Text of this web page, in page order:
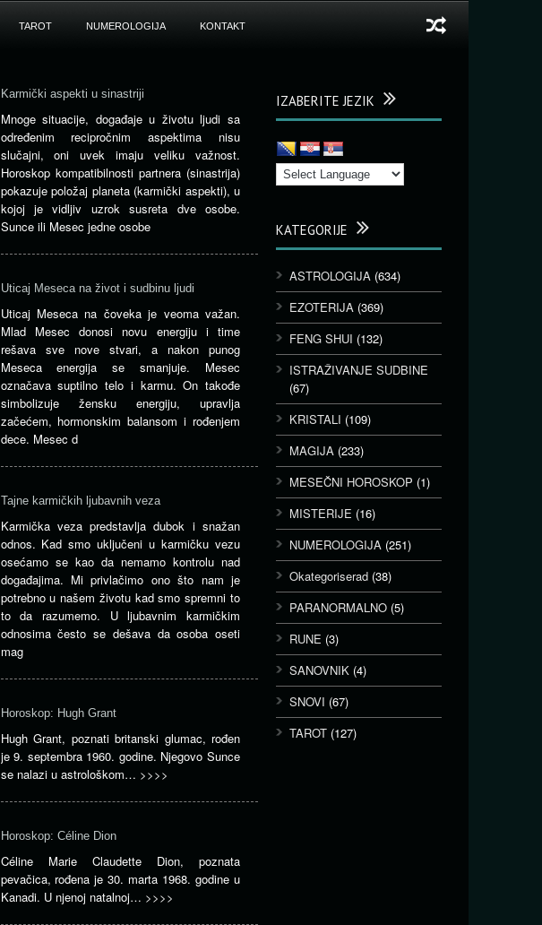
TAROT NUMEROLOGIJA KONTAKT
Karmički aspekti u sinastriji
Mnoge situacije, događaje u životu ljudi sa
određenim recipročnim aspektima nisu
slučajni, oni uvek imaju veliku važnost.
Horoskop kompatibilnosti partnera (sinastrija)
pokazuje položaj planeta (karmički aspekti), u
kojoj je vidljiv uzrok susreta dve osobe.
Sunce ili Mesec jedne osobe
Uticaj Meseca na život i sudbinu ljudi
Uticaj Meseca na čoveka je veoma važan.
Mlad Mesec donosi novu energiju i time
rešava sve nove stvari, a nakon punog
Meseca energija se smanjuje. Mesec
označava suptilno telo i karmu. On takođe
simbolizuje žensku energiju, upravlja
začećem, hormonskim balansom i rođenjem
dece. Mesec d
Tajne karmičkih ljubavnih veza
Karmička veza predstavlja dubok i snažan
odnos. Kad smo uključeni u karmičku vezu
osećamo se kao da nemamo kontrolu nad
događajima. Mi privlačimo ono što nam je
potrebno u našem životu kad smo spremni to
to da razumemo. U ljubavnim karmičkim
odnosima često se dešava da osoba oseti
mag
Horoskop: Hugh Grant
Hugh Grant, poznati britanski glumac, rođen
je 9. septembra 1960. godine. Njegovo Sunce
se nalazi u astrološkom… >>>>
Horoskop: Céline Dion
Céline Marie Claudette Dion, poznata
pevačica, rođena je 30. marta 1968. godine u
Kanadi. U njenoj natalnoj… >>>>
IZABERITE JEZIK
KATEGORIJE
ASTROLOGIJA (634)
EZOTERIJA (369)
FENG SHUI (132)
ISTRAŽIVANJE SUDBINE
(67)
KRISTALI (109)
MAGIJA (233)
MESEČNI HOROSKOP (1)
MISTERIJE (16)
NUMEROLOGIJA (251)
Okategoriserad (38)
PARANORMALNO (5)
RUNE (3)
SANOVNIK (4)
SNOVI (67)
TAROT (127)